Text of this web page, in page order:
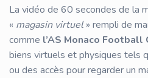
La vidéo de 60 secondes de la
« magasin virtuel » rempli de
comme l’AS Monaco Football
biens virtuels et physiques tels
ou des accès pour regarder un